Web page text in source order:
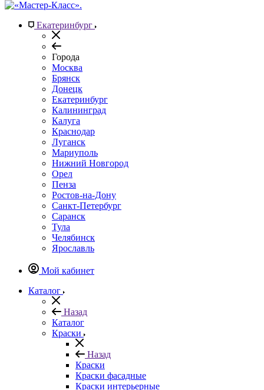
Екатеринбург
Города
Москва
Брянск
Донецк
Екатеринбург
Калининград
Калуга
Краснодар
Луганск
Мариуполь
Нижний Новгород
Орел
Пенза
Ростов-на-Дону
Санкт-Петербург
Саранск
Тула
Челябинск
Ярославль
Мой кабинет
Каталог
Назад
Каталог
Краски
Назад
Краски
Краски фасадные
Краски интерьерные